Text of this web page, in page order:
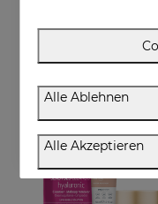
NEU ONLINE EXKLUSIV
Alle Ablehnen
Alle Akzeptieren